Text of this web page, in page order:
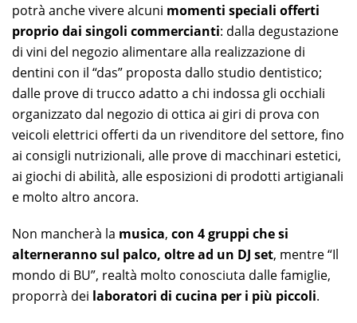
potrà anche vivere alcuni momenti speciali offerti
proprio dai singoli commercianti: dalla degustazione
di vini del negozio alimentare alla realizzazione di
dentini con il “das” proposta dallo studio dentistico;
dalle prove di trucco adatto a chi indossa gli occhiali
organizzato dal negozio di ottica ai giri di prova con
veicoli elettrici offerti da un rivenditore del settore, fino
ai consigli nutrizionali, alle prove di macchinari estetici,
ai giochi di abilità, alle esposizioni di prodotti artigianali
e molto altro ancora.
Non mancherà la musica, con 4 gruppi che si
alterneranno sul palco, oltre ad un DJ set, mentre “Il
mondo di BU”, realtà molto conosciuta dalle famiglie,
proporrà dei laboratori di cucina per i più piccoli.